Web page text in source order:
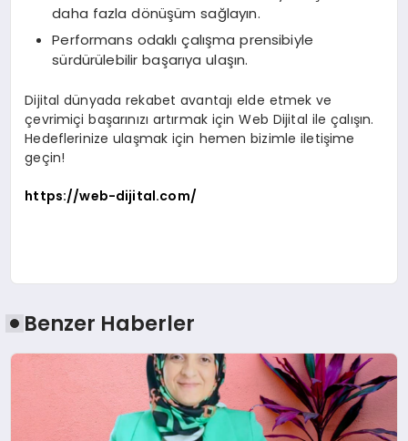
daha fazla dönüşüm sağlayın.
Performans odaklı çalışma prensibiyle
sürdürülebilir başarıya ulaşın.
Dijital dünyada rekabet avantajı elde etmek ve
çevrimiçi başarınızı artırmak için Web Dijital ile çalışın.
Hedeflerinize ulaşmak için hemen bizimle iletişime
geçin!
https://web-dijital.com/
Benzer Haberler